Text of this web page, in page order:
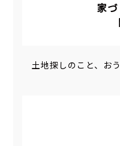
家
土地探しのこと、お